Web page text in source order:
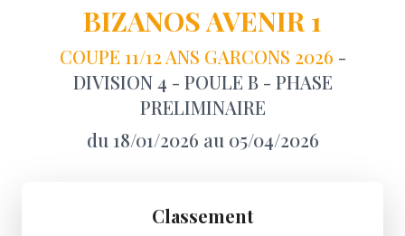
BIZANOS AVENIR 1
COUPE 11/12 ANS GARCONS 2026 -
DIVISION 4 - POULE B - PHASE
PRELIMINAIRE
du 18/01/2026 au 05/04/2026
Classement